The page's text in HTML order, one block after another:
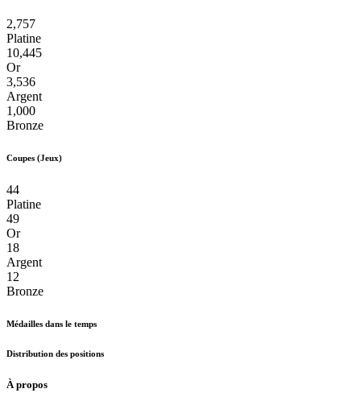
2,757
Platine
10,445
Or
3,536
Argent
1,000
Bronze
Coupes (Jeux)
44
Platine
49
Or
18
Argent
12
Bronze
Médailles dans le temps
Distribution des positions
À propos